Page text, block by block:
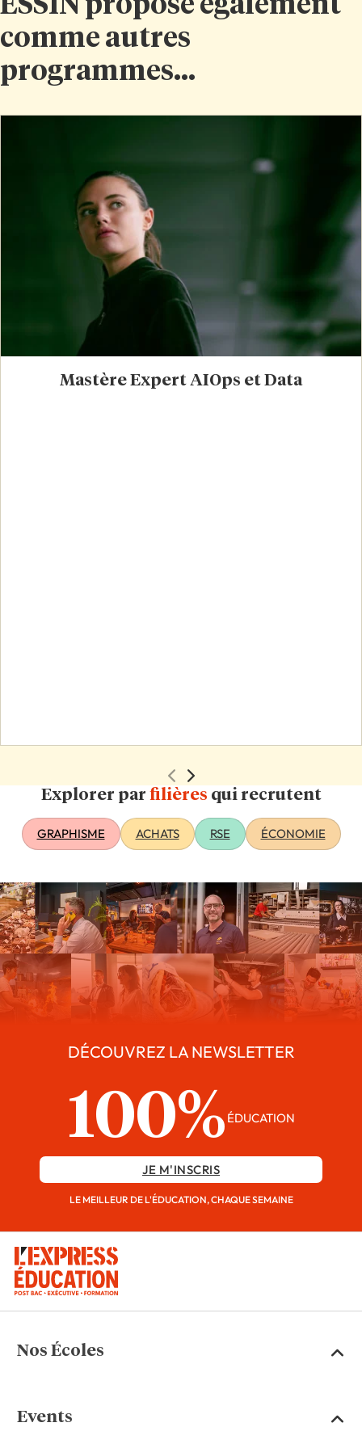
ESSIN propose également
comme autres
programmes...
Mastère Expert AIOps et Data
Explorer par filières qui recrutent
GRAPHISME ACHATS RSE ÉCONOMIE
DÉCOUVREZ LA NEWSLETTER
100% ÉDUCATION
JE M'INSCRIS
LE MEILLEUR DE L'ÉDUCATION, CHAQUE SEMAINE
Nos Écoles
Events